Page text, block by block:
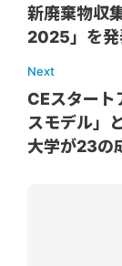
新廃棄物収
2025」を発
Next
CEスタート
スモデル」
大学が23の